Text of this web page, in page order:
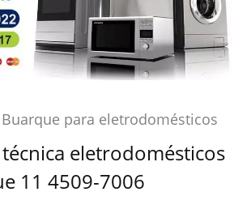
para eletrodomésticos
eletrodomésticos
11 4509-7006